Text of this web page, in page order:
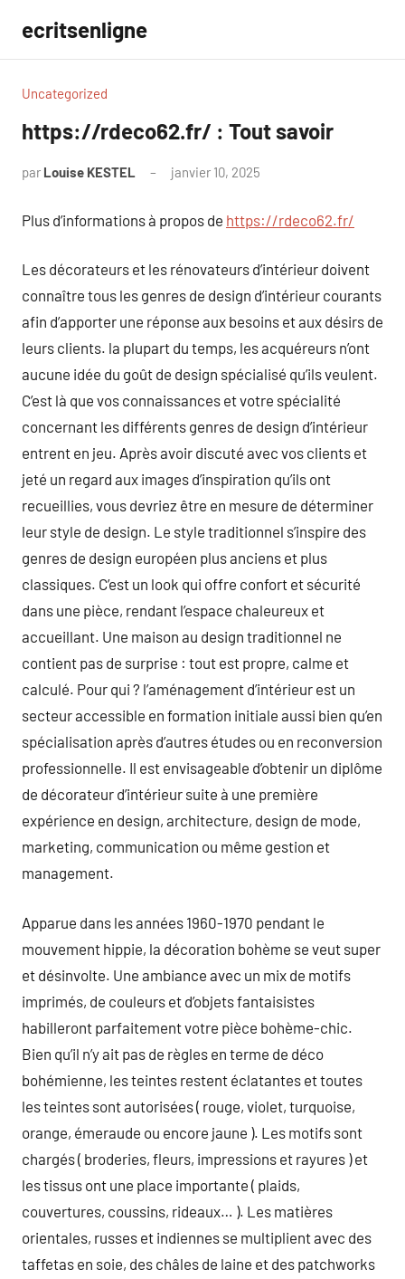
contenu
ecritsenligne
Uncategorized
https://rdeco62.fr/ : Tout savoir
par Louise KESTEL janvier 10, 2025
Plus d’informations à propos de https://rdeco62.fr/
Les décorateurs et les rénovateurs d’intérieur doivent
connaître tous les genres de design d’intérieur courants
afin d’apporter une réponse aux besoins et aux désirs de
leurs clients. la plupart du temps, les acquéreurs n’ont
aucune idée du goût de design spécialisé qu’ils veulent.
C’est là que vos connaissances et votre spécialité
concernant les différents genres de design d’intérieur
entrent en jeu. Après avoir discuté avec vos clients et
jeté un regard aux images d’inspiration qu’ils ont
recueillies, vous devriez être en mesure de déterminer
leur style de design. Le style traditionnel s’inspire des
genres de design européen plus anciens et plus
classiques. C’est un look qui offre confort et sécurité
dans une pièce, rendant l’espace chaleureux et
accueillant. Une maison au design traditionnel ne
contient pas de surprise : tout est propre, calme et
calculé. Pour qui ? l’aménagement d’intérieur est un
secteur accessible en formation initiale aussi bien qu’en
spécialisation après d’autres études ou en reconversion
professionnelle. Il est envisageable d’obtenir un diplôme
de décorateur d’intérieur suite à une première
expérience en design, architecture, design de mode,
marketing, communication ou même gestion et
management.
Apparue dans les années 1960-1970 pendant le
mouvement hippie, la décoration bohème se veut super
et désinvolte. Une ambiance avec un mix de motifs
imprimés, de couleurs et d’objets fantaisistes
habilleront parfaitement votre pièce bohème-chic.
Bien qu’il n’y ait pas de règles en terme de déco
bohémienne, les teintes restent éclatantes et toutes
les teintes sont autorisées ( rouge, violet, turquoise,
orange, émeraude ou encore jaune ). Les motifs sont
chargés ( broderies, fleurs, impressions et rayures ) et
les tissus ont une place importante ( plaids,
couvertures, coussins, rideaux… ). Les matières
orientales, russes et indiennes se multiplient avec des
taffetas en soie, des châles de laine et des patchworks